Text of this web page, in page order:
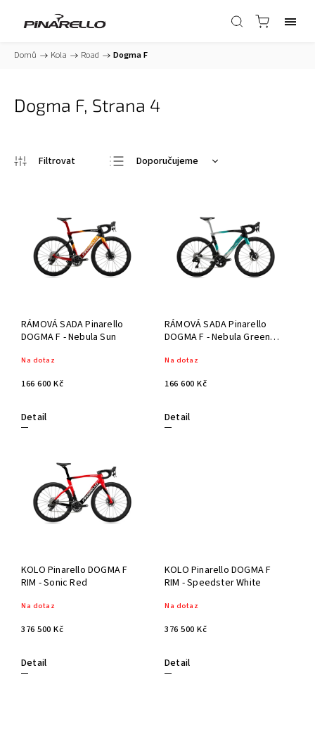
Domů / Kola / Road / Dogma F
Dogma F, Strana 4
Doporučujeme
Abecedně
RÁMOVÁ SADA Pinarello
DOGMA F - Nebula Sun
Na dotaz
166 600 Kč
Detail
RÁMOVÁ SADA Pinarello
DOGMA F - Nebula Green
Na dotaz
166 600 Kč
Detail
KOLO Pinarello DOGMA F
RIM - Sonic Red
Na dotaz
376 500 Kč
Detail
KOLO Pinarello DOGMA F
RIM - Speedster White
Na dotaz
376 500 Kč
Detail